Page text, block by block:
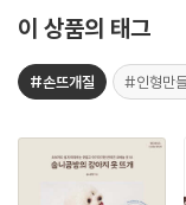
이 상품의 태그
#손뜨개질 #인형만